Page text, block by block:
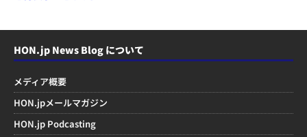
HON.jp News Blog について
メディア概要
HON.jpメールマガジン
HON.jp Podcasting